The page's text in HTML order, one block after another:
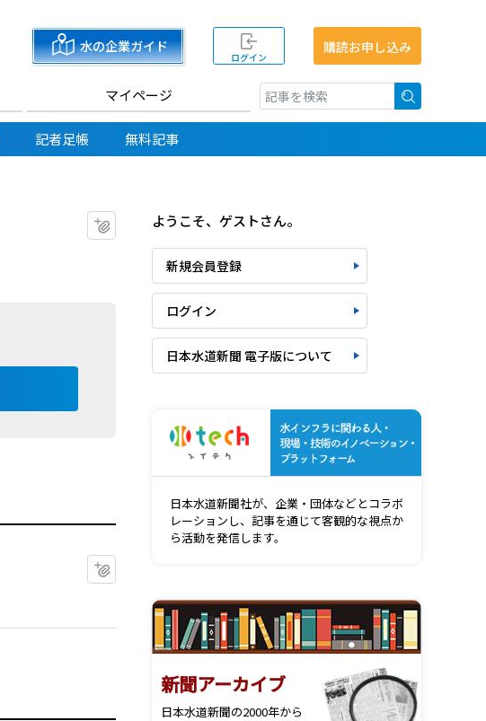
水の企業ガイド
ログイン
購読お申し込み
マイページ
記者足帳 無料記事
マイクリップに追加
ようこそ、ゲストさん。
新規会員登録
ログイン
日本水道新聞 電子版について
日本水道新聞社が、企業・団体などとコラボ
レーションし、記事を通じて客観的な視点か
ら活動を発信します。
新聞アーカイブ
日本水道新聞の2000年から